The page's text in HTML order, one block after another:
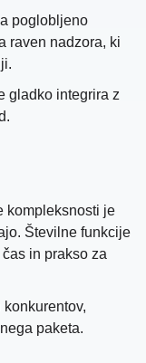
poglobljeno
raven nadzora, ki
gladko integrira z
kompleksnosti je
Številne funkcije
in prakso za
paketa.